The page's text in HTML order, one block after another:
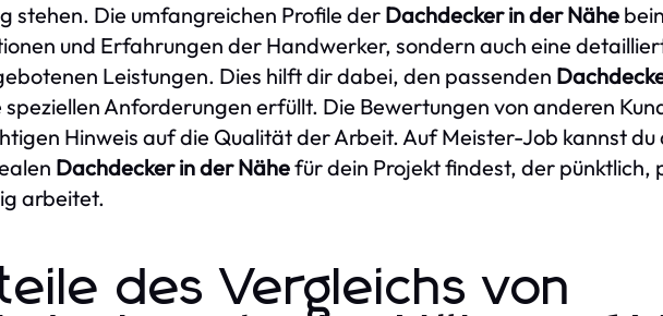
stehen. Die umfangreichen Profile derDachdecker in der Nähe
und Erfahrungen der Handwerker, sondern auch eine
Leistungen. Dies hilft dir dabei, den passenden
Anforderungen erfüllt. Die Bewertungen von anderen
Hinweis auf die Qualität der Arbeit. Auf Meister-Job kannst du
Dachdecker in der Nähefür dein Projekt findest, der pünktlich,
arbeitet.
des Vergleichs von